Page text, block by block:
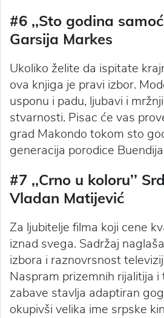
#6 ‚‚Sto godina
Garsija Markes
Ukoliko želite da ispitate
ova knjiga je pravi izbor.
usponu i padu, ljubavi i
stvarnosti. Pisac će vas
grad Makondo tokom sto
generacija porodice
#7 ‚‚Crno u koloru’’
Vladan Matijević
Za ljubitelje filma koji cene
iznad svega. Sadržaj
izbora i raznovrsnost
Naspram prizemnih rijalitija
zabave stavlja adaptiran
okupivši velika ime srpske